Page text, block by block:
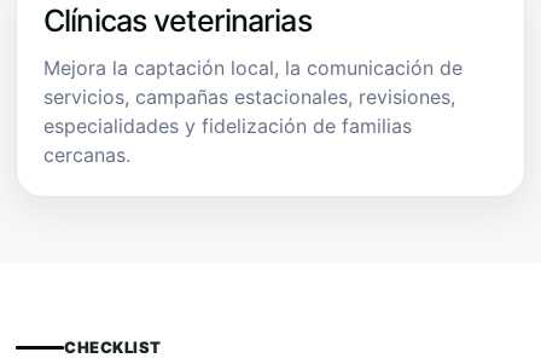
Clínicas veterinarias
Mejora la captación local, la comunicación de
servicios, campañas estacionales, revisiones,
especialidades y fidelización de familias
cercanas.
CHECKLIST